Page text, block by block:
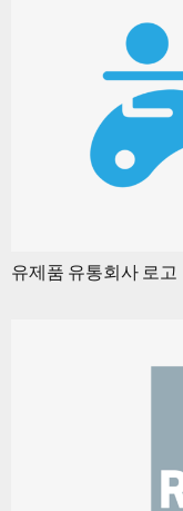
유제품 유통회사 로고